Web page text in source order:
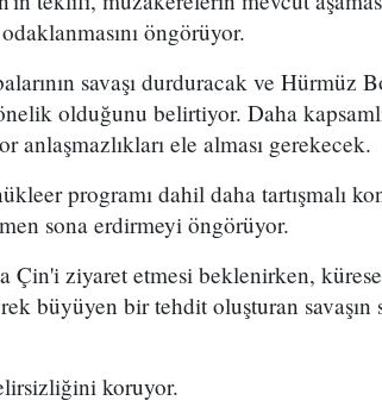
öngörüyor.
savaşı durduracak ve Hürmüz
olduğunu belirtiyor. Daha
anlaşmazlıkları ele alması gerekecek.
programı dahil daha tartışmalı
sona erdirmeyi öngörüyor.
Çin'i ziyaret etmesi beklenirken,
büyüyen bir tehdit oluşturan savaşın
koruyor.